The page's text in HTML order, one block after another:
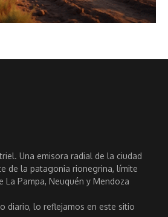
Una emisora radial de la ciudad
de la patagonia rionegrina, límite
La Pampa, Neuquén y Mendoza
diario, lo reflejamos en este sitio